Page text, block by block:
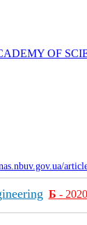
OF
Б - 2020